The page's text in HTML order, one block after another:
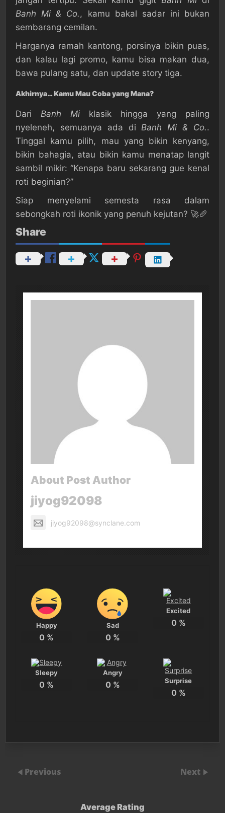
Banh Mi & Co., kamu bakal sadar ini bukan
sembarang cemilan.
Harganya ramah kantong, porsinya bikin puas,
dan kalau lagi promo, kamu bisa makan dua,
bawa pulang satu, dan update story tiga.
Akhirnya… Kamu Mau Coba yang Mana?
Dari Banh Mi klasik hingga yang paling
nyeleneh, semuanya ada di Banh Mi & Co..
Tinggal kamu pilih, mau yang bikin kenyang,
bikin bahagia, atau bikin kamu menatap langit
sambil mikir: “Kenapa baru sekarang gue kenal
roti beginian?”
Siap menyelami semesta rasa dalam
sebongkah roti ikonik yang penuh kejutan? 🚀🥖
Share
About Post Author
jiyog92098
jiyog92098@synclane.com
Happy
0 %
Sad
0 %
Excited
0 %
Sleepy
0 %
Angry
0 % Surprise
0 %
Previous Next
Average Rating